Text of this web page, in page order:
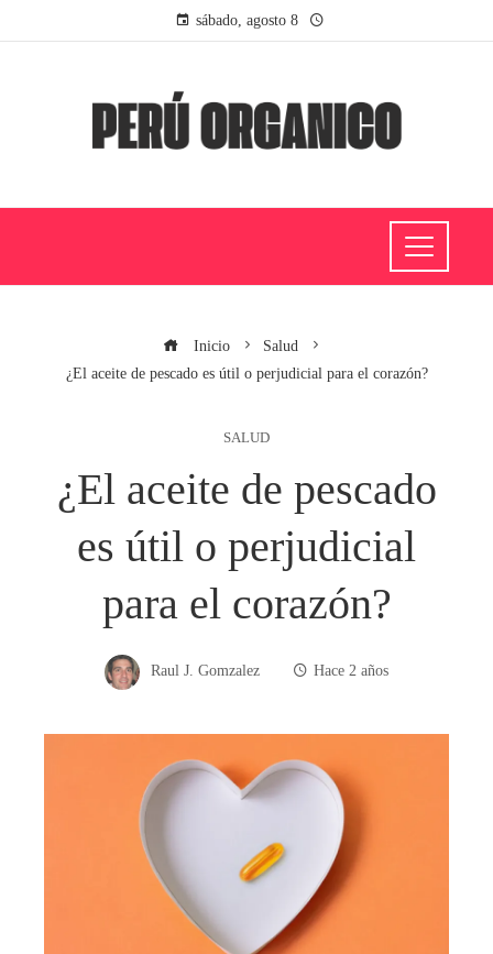
sábado, agosto 8
Inicio
Salud
¿El aceite de pescado es útil o perjudicial para el corazón?
SALUD
¿El aceite de pescado
es útil o perjudicial
para el corazón?
Raul J. Gomzalez Hace 2 años